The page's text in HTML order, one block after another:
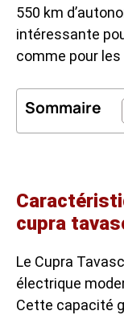
550 km
intéressante
comme pour
Sommaire
cupra
Le Cupra
électrique
Cette capacité